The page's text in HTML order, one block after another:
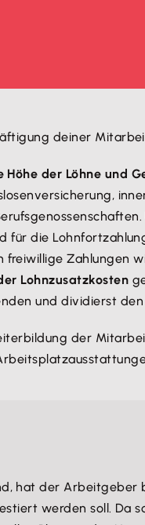
deiner
Höhe der Löhne und
die
Zahlungen
Lohnzusatzkosten
und dividierst
der
hat der Arbeitgeber
werden soll. Da